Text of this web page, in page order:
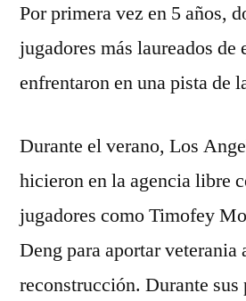
Por primera vez en 5 años,
jugadores más laureados de
enfrentaron en una pista de
Durante el verano, Los
hicieron en la agencia libre
jugadores como Timofey
Deng para aportar veterania
reconstrucción. Durante sus